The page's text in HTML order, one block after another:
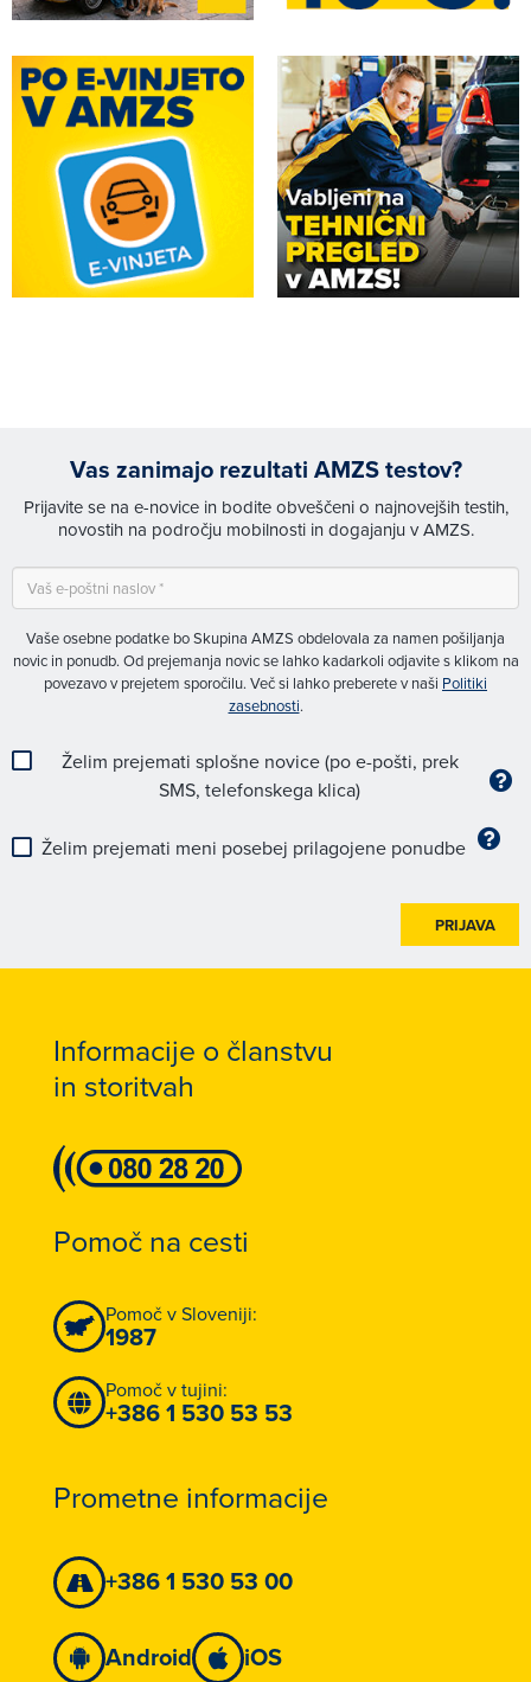
Vas zanimajo rezultati AMZS testov?
Prijavite se na e-novice in bodite obveščeni o najnovejših testih,
novostih na področju mobilnosti in dogajanju v AMZS.
Vaše osebne podatke bo Skupina AMZS obdelovala za namen pošiljanja
novic in ponudb. Od prejemanja novic se lahko kadarkoli odjavite s klikom na
povezavo v prejetem sporočilu. Več si lahko preberete v naši Politiki
zasebnosti.
Želim prejemati splošne novice (po e-pošti, prek
SMS, telefonskega klica)
Želim prejemati meni posebej prilagojene ponudbe
PRIJAVA
Informacije o članstvu
in storitvah
Pomoč na cesti
Pomoč v Sloveniji:
1987
Pomoč v tujini:
+386 1 530 53 53
Prometne informacije
+386 1 530 53 00
Android iOS